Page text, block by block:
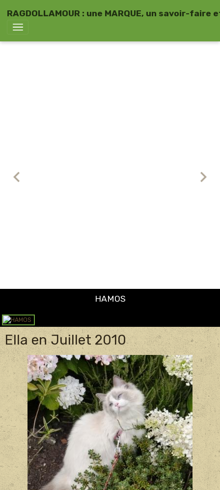
RAGDOLLAMOUR : une MARQUE, un savoir-faire
Ella en Juillet 2010